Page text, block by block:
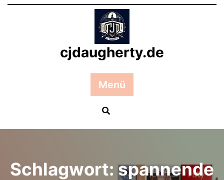
Zum
cjdaugherty.de
Menü
Schlagwort:spannende